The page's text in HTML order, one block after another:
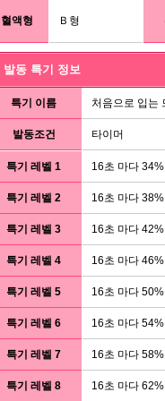
혈액형 Ｂ형
발동 특기 정보
특기 이름 처음으로 입는
발동조건 타이머
특기 레벨 1 16초 마다
특기 레벨 2 16초 마다
특기 레벨 3 16초 마다
특기 레벨 4 16초 마다
특기 레벨 5 16초 마다
특기 레벨 6 16초 마다
특기 레벨 7 16초 마다
특기 레벨 8 16초 마다